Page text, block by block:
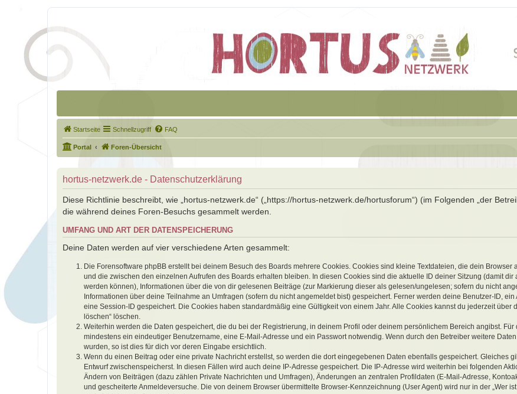
Startseite Schnellzugriff FAQ
Portal Foren-Übersicht
hortus-netzwerk.de - Datenschutzerklärung
Diese Richtlinie beschreibt, wie „hortus-netzwerk.de“ („https://hortus-netzwerk.de/hortusforum“) (im Folgenden „der
die während deines Foren-Besuchs gesammelt werden.
UMFANG UND ART DER DATENSPEICHERUNG
Deine Daten werden auf vier verschiedene Arten gesammelt:
Die Forensoftware phpBB erstellt bei deinem Besuch des Boards mehrere Cookies. Cookies sind kleine Textdateien, die dein Browser
und die zwischen den einzelnen Aufrufen des Boards erhalten bleiben. In diesen Cookies sind die aktuelle ID deiner Sitzung (damit
werden können), Informationen über die von dir gelesenen Beiträge (zur Markierung dieser als gelesen/ungelesen; sofern du nicht
Informationen über deine Teilnahme an Umfragen (sofern du nicht angemeldet bist) gespeichert. Ferner werden deine Benutzer-ID,
eine Session-ID gespeichert. Die Cookies haben standardmäßig eine Gültigkeit von einem Jahr. Alle Cookies kannst du jederzeit über
löschen“ löschen.
Weiterhin werden die Daten gespeichert, die du bei der Registrierung, in deinem Profil oder deinem persönlichem Bereich angibst. Für
mindestens ein eindeutiger Benutzername, eine E-Mail-Adresse und ein Passwort notwendig. Wenn durch den Betreiber weitere
wurden, so ist dies für dich vor deren Eingabe ersichtlich.
Wenn du einen Beitrag oder eine private Nachricht erstellst, so werden die dort eingegebenen Daten ebenfalls gespeichert. Gleiches
Entwurf zwischenspeicherst. In diesen Fällen wird auch deine IP-Adresse gespeichert. Die IP-Adresse wird weiterhin bei folgenden
Ändern von Beiträgen (dazu zählen Private Nachrichten und Umfragen), Änderungen an zentralen Profildaten (E-Mail-Adresse,
und gescheiterte Anmeldeversuche. Die von deinem Browser übermittelte Browser-Kennzeichnung (User Agent) wird nur in der „Wer